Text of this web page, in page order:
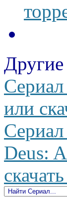
Другие
или
Deus: